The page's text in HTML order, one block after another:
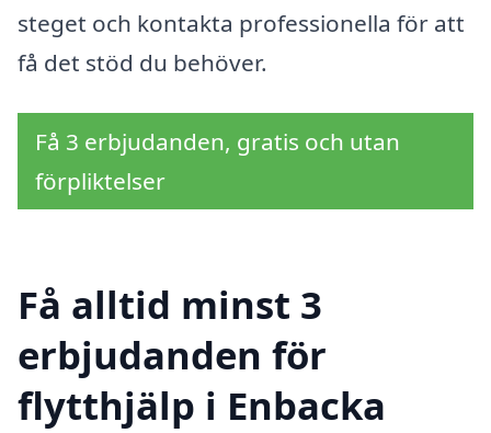
steget och kontakta professionella för att
få det stöd du behöver.
Få 3 erbjudanden, gratis och utan
förpliktelser
Få alltid minst 3
erbjudanden för
flytthjälp i Enbacka